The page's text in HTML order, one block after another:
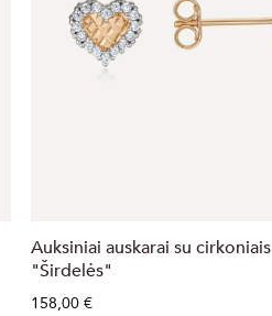
Auksiniai auskarai su cirkoniais
"Širdelės"
158,00 €